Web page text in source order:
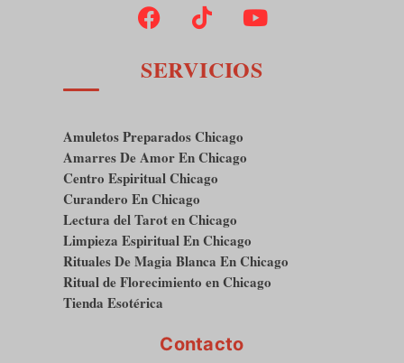
SERVICIOS
Amuletos Preparados Chicago
Amarres De Amor En Chicago
Centro Espiritual Chicago
Curandero En Chicago
Lectura del Tarot en Chicago
Limpieza Espiritual En Chicago
Rituales De Magia Blanca En Chicago
Ritual de Florecimiento en Chicago
Tienda Esotérica
Contacto